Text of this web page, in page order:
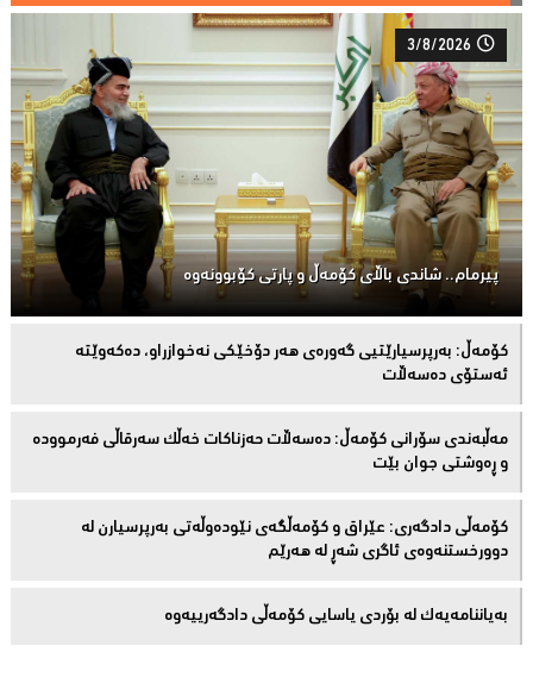
3/8/2026
پیرمام.. شاندی باڵای كۆمه‌ڵ و پارتی كۆبوونه‌وه‌
كۆمەڵ: بەرپرسیارێتیی گەورەی هەر دۆخێکی نەخوازراو، دەكەوێتە
ئەستۆی دەسەڵات
مەڵبەندى سۆرانى کۆمەڵ: دەسەڵات حەزناکات خەڵک سەرقاڵى فەرموودە
و ڕەوشتى جوان بێت
کۆمەڵى دادگەرى: عێراق و كۆمەڵگەی نێودەوڵەتی بەرپرسیارن لە
دوورخستنەوەى ئاگری شەڕ لە هەرێم
بەیاننامەیەک لە بۆردی یاسایی کۆمەڵی دادگەرییەوە